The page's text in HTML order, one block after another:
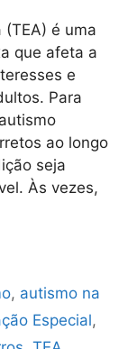
é uma
que afeta a
e
Para
ao longo
seja
Às vezes,
, autismo na
Especial,